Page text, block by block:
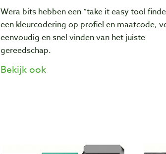
Wera bits hebben een “take it easy tool
een kleurcodering op profiel en maatcode,
eenvoudig en snel vinden van het juiste
gereedschap.
Bekijk ook